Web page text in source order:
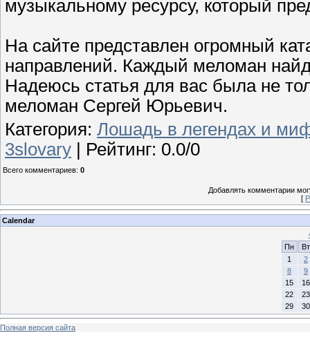
музыкальному ресурсу, который
На сайте представлен огромный
направлений. Каждый меломан
Надеюсь статья для вас была не
меломан Сергей Юрьевич.
Категория: Лошадь в легендах и
3slovary
Рейтинг: 0.0/0
Всего комментариев: 0
Добавлять комментарии
[
Calendar
Пн
Вт
1
2
8
9
15
16
22
23
29
30
Полная версия сайта